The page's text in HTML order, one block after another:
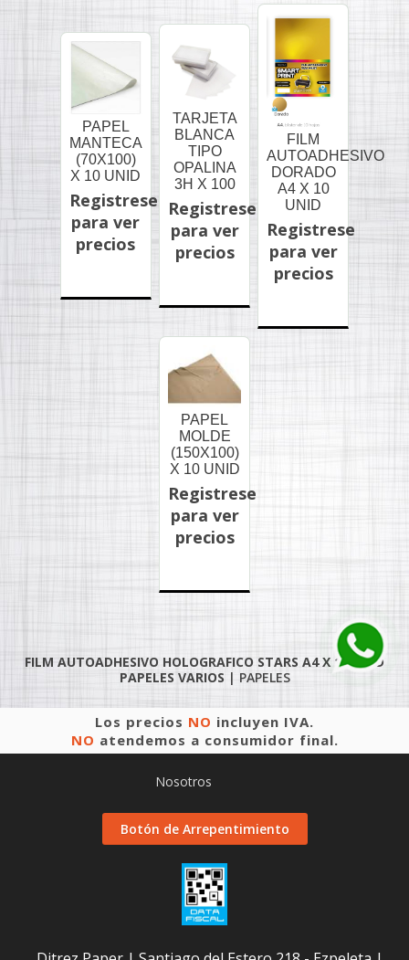
PAPEL
MANTECA
(70X100)
X 10 UNID
Registrese
para ver
precios
TARJETA
BLANCA
TIPO
OPALINA
3H X 100
Registrese
para ver
precios
FILM
AUTOADHESIVO
DORADO
A4 X 10
UNID
Registrese
para ver
precios
PAPEL
MOLDE
(150X100)
X 10 UNID
Registrese
para ver
precios
FILM AUTOADHESIVO HOLOGRAFICO STARS A4 X 10 UNID
PAPELES VARIOS | PAPELES
Los precios NO incluyen IVA.
NO atendemos a consumidor final.
Nosotros
Botón de Arrepentimiento